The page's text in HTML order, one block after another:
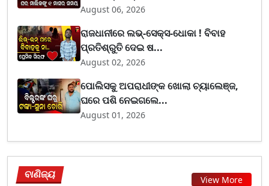
August 06, 2026
ରାଜଧାନୀରେ ଲଭ୍-ସେକ୍ସ-ଧୋକା ! ବିବାହ
ପ୍ରତିଶ୍ରୁତି ଦେଇ ଷ...
August 02, 2026
ପୋଲିସକୁ ଅପରାଧୀଙ୍କ ଖୋଲା ଚ୍ୟାଲେଞ୍ଜ,
ଘରେ ପଶି ନେଇଗଲେ...
August 01, 2026
ବାଣିଜ୍ୟ View More